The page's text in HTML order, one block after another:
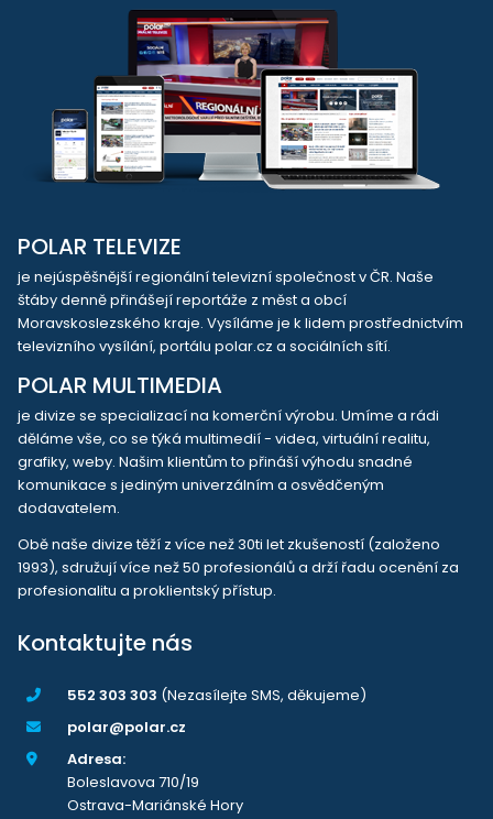
POLAR TELEVIZE
je nejúspěšnější regionální televizní společnost v ČR. Naše
štáby denně přinášejí reportáže z měst a obcí
Moravskoslezského kraje. Vysíláme je k lidem prostřednictvím
televizního vysílání, portálu polar.cz a sociálních sítí.
POLAR MULTIMEDIA
je divize se specializací na komerční výrobu. Umíme a rádi
děláme vše, co se týká multimedií - videa, virtuální realitu,
grafiky, weby. Našim klientům to přináší výhodu snadné
komunikace s jediným univerzálním a osvědčeným
dodavatelem.
Obě naše divize těží z více než 30ti let zkušeností (založeno
1993), sdružují více než 50 profesionálů a drží řadu ocenění za
profesionalitu a proklientský přístup.
Kontaktujte nás
552 303 303 (Nezasílejte SMS, děkujeme)
polar@polar.cz
Adresa:
Boleslavova 710/19
Ostrava-Mariánské Hory